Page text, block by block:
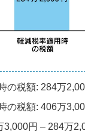
の税額: 284万
の税額: 406万
3,000円 – 284万